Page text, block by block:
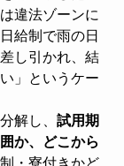
違法ゾーンに
給制で雨の日
し引かれ、結
」というケー
解し、 試用期
か、どこから
・寮付きかど